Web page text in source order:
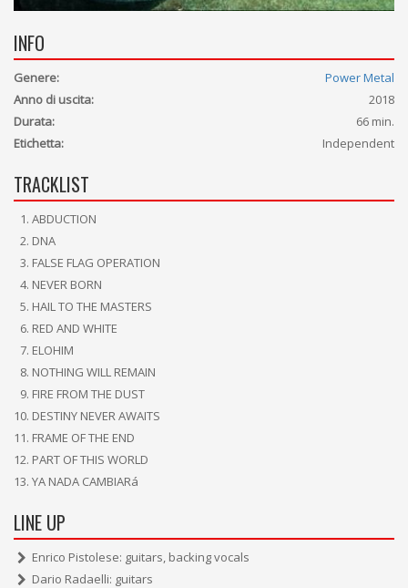
INFO
Genere:
Power Metal
Anno di uscita:
2018
Durata:
66 min.
Etichetta:
Independent
TRACKLIST
ABDUCTION
DNA
FALSE FLAG OPERATION
NEVER BORN
HAIL TO THE MASTERS
RED AND WHITE
ELOHIM
NOTHING WILL REMAIN
FIRE FROM THE DUST
DESTINY NEVER AWAITS
FRAME OF THE END
PART OF THIS WORLD
YA NADA CAMBIARá
LINE UP
Enrico Pistolese: guitars, backing vocals
Dario Radaelli: guitars